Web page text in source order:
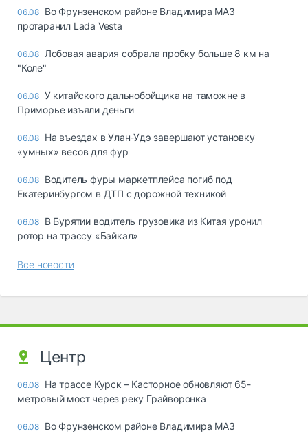
06.08 Во Фрунзенском районе Владимира МАЗ
протаранил Lada Vesta
06.08 Лобовая авария собрала пробку больше 8 км на
"Коле"
06.08 У китайского дальнобойщика на таможне в
Приморье изъяли деньги
06.08 Ha въeздax в Улaн-Удэ зaвepшaют ycтaнoвкy
«yмныx» вecoв для фyp
06.08 Водитель фуры маркетплейса погиб под
Екатеринбургом в ДТП с дорожной техникой
06.08 В Бурятии водитель грузовика из Китая уронил
ротор на трассу «Байкал»
Все новости
Центр
06.08 На трассе Курск – Касторное обновляют 65-
метровый мост через реку Грайворонка
06.08 Во Фрунзенском районе Владимира МАЗ